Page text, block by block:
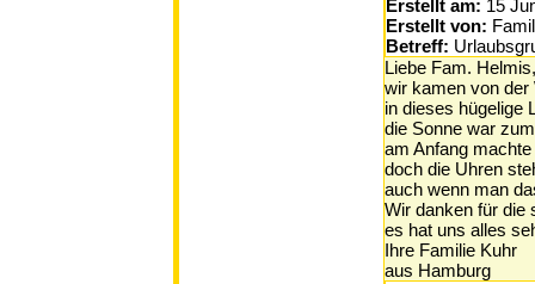
Erstellt am: 15
Erstellt von:
Betreff:
Liebe Fam. Helmis,
wir kamen von der
in dieses hügelige
die Sonne war
am Anfang
doch die Uhren
auch wenn man
Wir danken für die
es hat uns alles
Ihre Familie Kuhr
aus Hamburg